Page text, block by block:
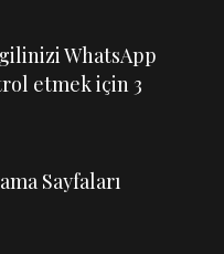
WhatsApp
etmek için 3
Sayfaları